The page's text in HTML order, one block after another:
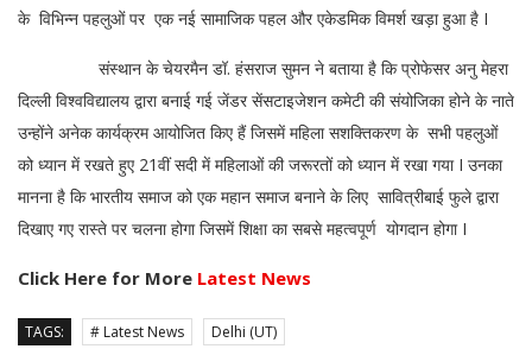
के विभिन्न पहलुओं पर एक नई सामाजिक पहल और एकेडमिक विमर्श खड़ा हुआ है I
संस्थान के चेयरमैन डॉ. हंसराज सुमन ने बताया है कि प्रोफेसर अनु मेहरा
दिल्ली विश्वविद्यालय द्वारा बनाई गई जेंडर सेंसटाइजेशन कमेटी की संयोजिका होने के नाते
उन्होंने अनेक कार्यक्रम आयोजित किए हैं जिसमें महिला सशक्तिकरण के सभी पहलुओं
को ध्यान में रखते हुए 21वीं सदी में महिलाओं की जरूरतों को ध्यान में रखा गया I उनका
मानना है कि भारतीय समाज को एक महान समाज बनाने के लिए सावित्रीबाई फुले द्वारा
दिखाए गए रास्ते पर चलना होगा जिसमें शिक्षा का सबसे महत्वपूर्ण योगदान होगा I
Click Here for More Latest News
TAGS: # Latest News Delhi (UT)